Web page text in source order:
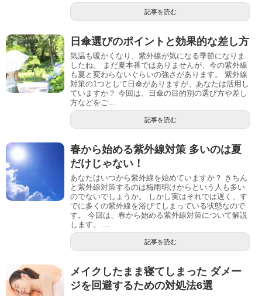
記事を読む
日傘選びのポイントと効果的な差し方
気温も暖かくなり、紫外線が気になる季節になりま
したね。 まだ夏本番ではありませんが、今の紫外線
も夏と変わらないぐらいの強さがあります。 紫外線
対策の1つとして日傘がありますが、あなたは活用し
ていますか？ 今回は、日傘の目的別の選び方や差し
方などをご...
記事を読む
春から始める紫外線対策 多いのは夏
だけじゃない！
あなたはいつから紫外線を始めていますか？ きちん
と紫外線対策するのは梅雨明けからという人も多い
のでないでしょうか。 しかし実はそれでは遅く、す
でに多くの紫外線を浴びてしまっている状態なので
す。 今回は、春から始める紫外線対策について解説
します。 ...
記事を読む
メイクしたまま寝てしまった ダメー
ジを回避するための対処法6選